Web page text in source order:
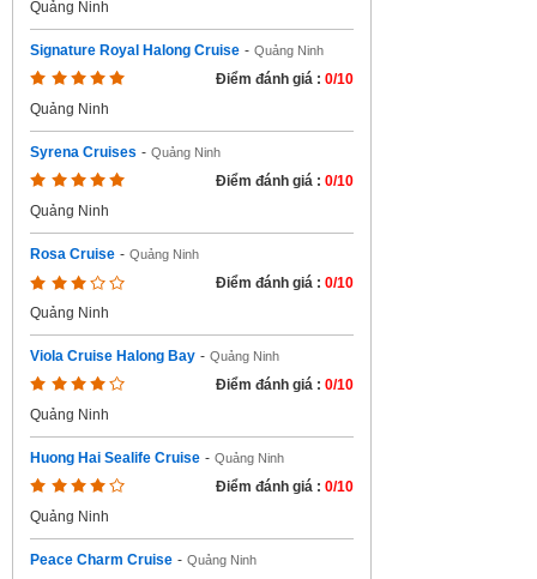
Quảng Ninh
Signature Royal Halong Cruise - Quảng Ninh
Điểm đánh giá : 0/10
Quảng Ninh
Syrena Cruises - Quảng Ninh
Điểm đánh giá : 0/10
Quảng Ninh
Rosa Cruise - Quảng Ninh
Điểm đánh giá : 0/10
Quảng Ninh
Viola Cruise Halong Bay - Quảng Ninh
Điểm đánh giá : 0/10
Quảng Ninh
Huong Hai Sealife Cruise - Quảng Ninh
Điểm đánh giá : 0/10
Quảng Ninh
Peace Charm Cruise - Quảng Ninh